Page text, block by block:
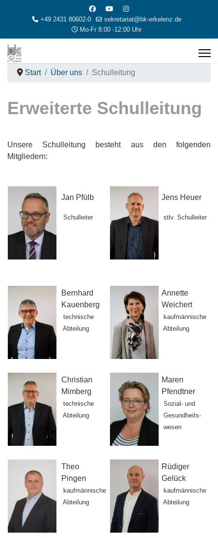
+49 2431 80602-0
sekretariat@bk-erkelenz.de
Mo-Fr 8:00 -12:00 Uhr
Start Über uns Schulleitung
Erweiterte Schulleitung
Unsere Schulleitung besteht aus den folgenden
Mitgliedern:
Jan Pfülb
Schulleiter
Jens Heuer
stlv. Schulleiter
Bernhard
Kauenberg
technische
Abteilung
Annette
Weichert
kaufmännische
Abteilung
Christian
Mimberg
technische
Abteilung
Maren
Pfendtner
Sozial- und
Gesundheits-
wesen
Theo
Pingen
kaufmännische
Abteilung
Rüdiger
Gelück
kaufmännische
Abteilung